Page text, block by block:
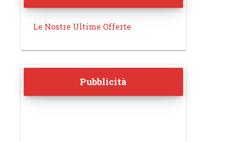
Le Nostre Ultime Offerte
Pubblicità